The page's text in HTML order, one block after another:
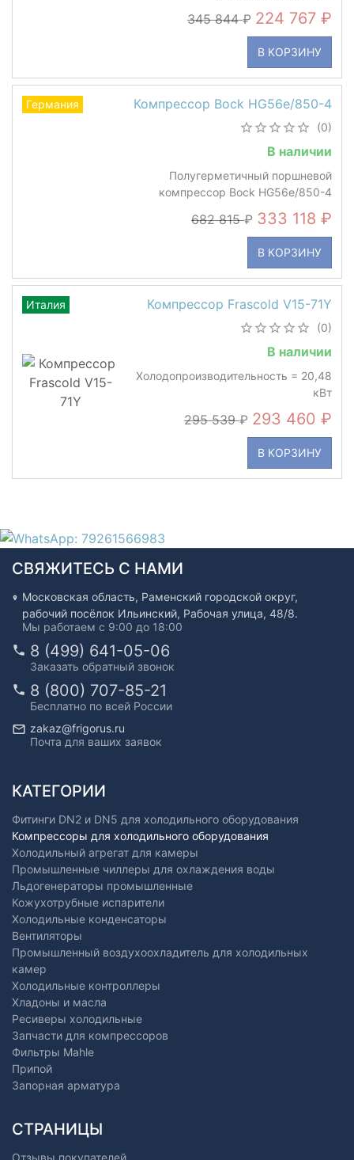
345 844 224 767
В КОРЗИНУ
Компрессор Bock HG56e/850-4
(0)
В наличии
Полугерметичный поршневой
компрессор Bock HG56e/850-4
682 815 333 118
В КОРЗИНУ
Германия
Компрессор Frascold V15-71Y
(0)
В наличии
Холодопроизводительность = 20,48
кВт
295 539 293 460
В КОРЗИНУ
Италия
СВЯЖИТЕСЬ С НАМИ
Московская область, Раменский городской округ,
рабочий посёлок Ильинский, Рабочая улица, 48/8.
Мы работаем с 9:00 до 18:00
8 (499) 641-05-06
Заказать обратный звонок
8 (800) 707-85-21
Бесплатно по всей России
zakaz@frigorus.ru
Почта для ваших заявок
КАТЕГОРИИ
Фитинги DN2 и DN5 для холодильного оборудования
Компрессоры для холодильного оборудования
Холодильный агрегат для камеры
Промышленные чиллеры для охлаждения воды
Льдогенераторы промышленные
Кожухотрубные испарители
Холодильные конденсаторы
Вентиляторы
Промышленный воздухоохладитель для холодильных
камер
Холодильные контроллеры
Хладоны и масла
Ресиверы холодильные
Запчасти для компрессоров
Фильтры Mahle
Припой
Запорная арматура
СТРАНИЦЫ
Отзывы покупателей